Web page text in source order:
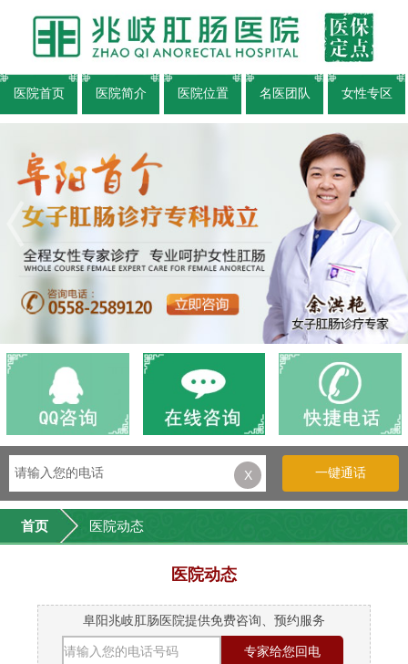
医院首页 医院简介 医院位置 名医团队 女性专区
X 一键通话
首页 医院动态
医院动态
阜阳兆岐肛肠医院提供免费咨询、预约服务